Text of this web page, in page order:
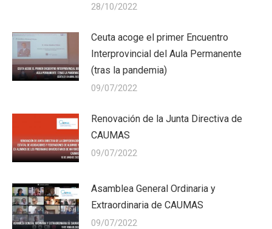
28/10/2022
Ceuta acoge el primer Encuentro
Interprovincial del Aula Permanente
(tras la pandemia)
09/07/2022
Renovación de la Junta Directiva de
CAUMAS
09/07/2022
Asamblea General Ordinaria y
Extraordinaria de CAUMAS
09/07/2022